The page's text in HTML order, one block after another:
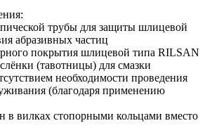
трубы для защиты шлицевой
абразивных частиц
покрытия шлицевой типа RILSAN
(тавотницы) для смазки
необходимости проведения
(благодаря применению
в вилках стопорными кольцами вместо